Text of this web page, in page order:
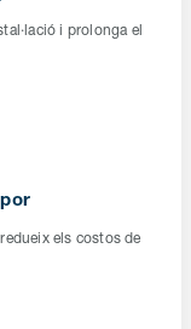
i prolonga el
els costos de